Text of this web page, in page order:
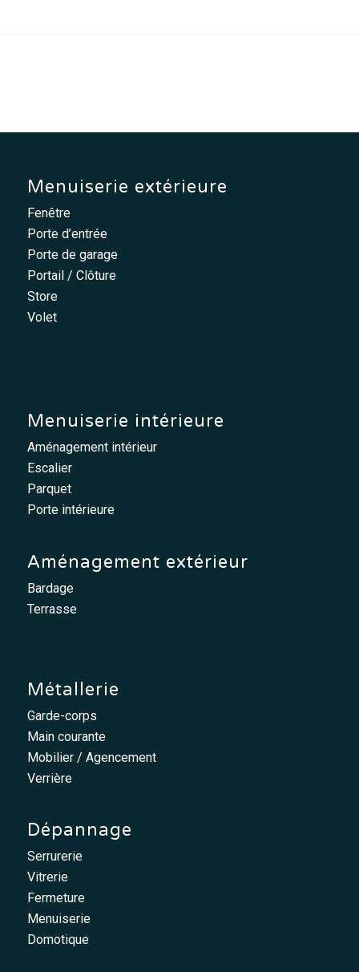
Menuiserie extérieure
Fenêtre
Porte d’entrée
Porte de garage
Portail / Clôture
Store
Volet
Menuiserie intérieure
Aménagement intérieur
Escalier
Parquet
Porte intérieure
Aménagement extérieur
Bardage
Terrasse
Métallerie
Garde-corps
Main courante
Mobilier / Agencement
Verrière
Dépannage
Serrurerie
Vitrerie
Fermeture
Menuiserie
Domotique